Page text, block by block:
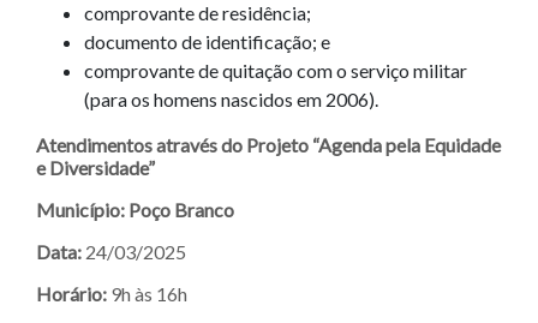
comprovante de residência;
documento de identificação; e
comprovante de quitação com o serviço militar
(para os homens nascidos em 2006).
Atendimentos através do Projeto “Agenda pela Equidade
e Diversidade”
Município: Poço Branco
Data: 24/03/2025
Horário: 9h às 16h